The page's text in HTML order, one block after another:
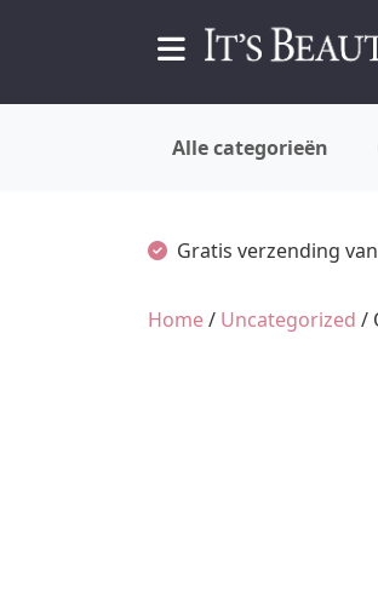
Alle categorieën
Gratis verzending
Home/ Uncategorized /